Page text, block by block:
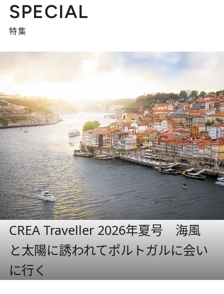
SPECIAL
特集
CREA Traveller 2026年夏号 海風
と太陽に誘われてポルトガルに会い
に行く